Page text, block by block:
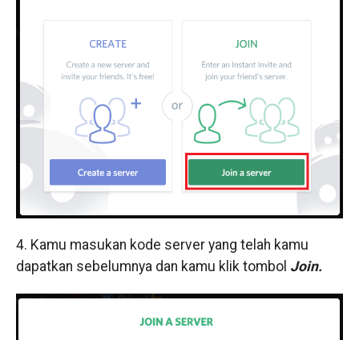
4. Kamu masukan kode server yang telah kamu
dapatkan sebelumnya dan kamu klik tombol Join.